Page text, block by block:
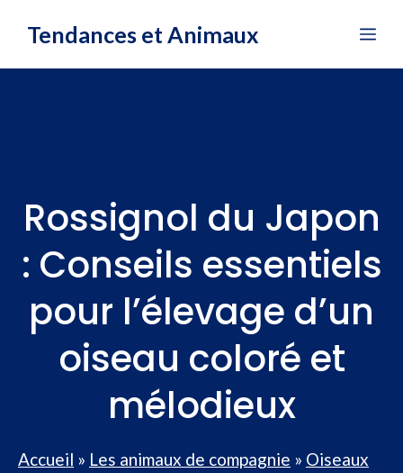
Tendances et Animaux
Rossignol du Japon
: Conseils essentiels
pour l’élevage d’un
oiseau coloré et
mélodieux
Accueil » Les animaux de compagnie » Oiseaux